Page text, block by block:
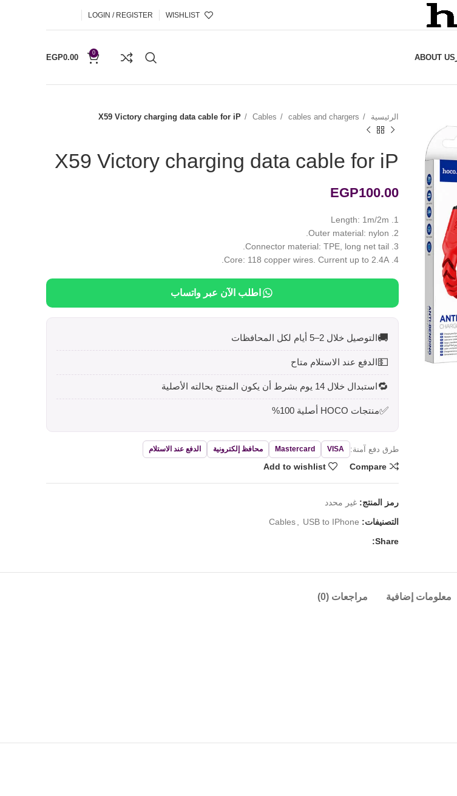
WISHLIST
LOGIN / REGISTER
ABOUT US
0
EGP0.00
الرئيسية cables and chargers
Cables
X59 Victory charging data cable for iP
X59 Victory charging data cable for iP
EGP100.00
1. Length: 1m/2m
2. Outer material: nylon.
3. Connector material: TPE, long net tail.
4. Core: 118 copper wires. Current up to 2.4A.
اطلب الآن عبر واتساب
🚚 التوصيل خلال 2–5 أيام لكل المحافظات
💵 الدفع عند الاستلام متاح
🔁 استبدال خلال 14 يوم بشرط أن يكون المنتج بحالته الأصلية
✅منتجات HOCO أصلية 100%
طرق دفع آمنة: VISA
Mastercard محافظ إلكترونية الدفع عند الاستلام
Compare
Add to wishlist
رمز المنتج: غير محدد
التصنيفات:
Cables
USB to IPhone
Share:
معلومات إضافية مراجعات (0)